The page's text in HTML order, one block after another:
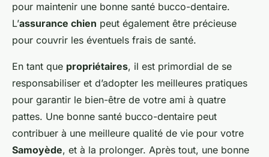
pour maintenir une bonne santé bucco-dentaire.
L’assurance chien peut également être précieuse
pour couvrir les éventuels frais de santé.
En tant que propriétaires, il est primordial de se
responsabiliser et d’adopter les meilleures pratiques
pour garantir le bien-être de votre ami à quatre
pattes. Une bonne santé bucco-dentaire peut
contribuer à une meilleure qualité de vie pour votre
Samoyède, et à la prolonger. Après tout, une bonne